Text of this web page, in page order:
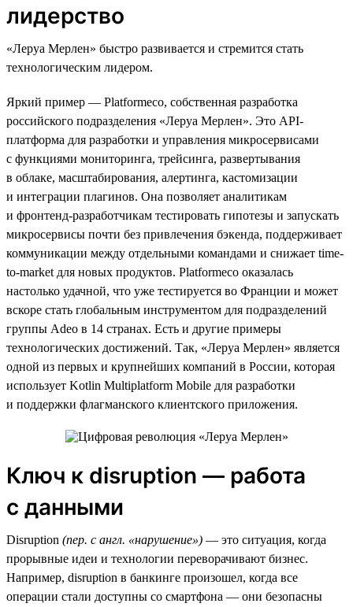
лидерство
«Леруа Мерлен» быстро развивается и стремится стать
технологическим лидером.
Яркий пример — Platformeco, собственная разработка
российского подразделения «Леруа Мерлен». Это API-
платформа для разработки и управления микросервисами
с функциями мониторинга, трейсинга, развертывания
в облаке, масштабирования, алертинга, кастомизации
и интеграции плагинов. Она позволяет аналитикам
и фронтенд-разработчикам тестировать гипотезы и запускать
микросервисы почти без привлечения бэкенда, поддерживает
коммуникации между отдельными командами и снижает time-
to-market для новых продуктов. Platformeco оказалась
настолько удачной, что уже тестируется во Франции и может
вскоре стать глобальным инструментом для подразделений
группы Adeo в 14 странах. Есть и другие примеры
технологических достижений. Так, «Леруа Мерлен» является
одной из первых и крупнейших компаний в России, которая
использует Kotlin Multiplatform Mobile для разработки
и поддержки флагманского клиентского приложения.
Ключ к disruption — работа
с данными
Disruption (пер. с англ. «нарушение») — это ситуация, когда
прорывные идеи и технологии переворачивают бизнес.
Например, disruption в банкинге произошел, когда все
операции стали доступны со смартфона — они безопасны